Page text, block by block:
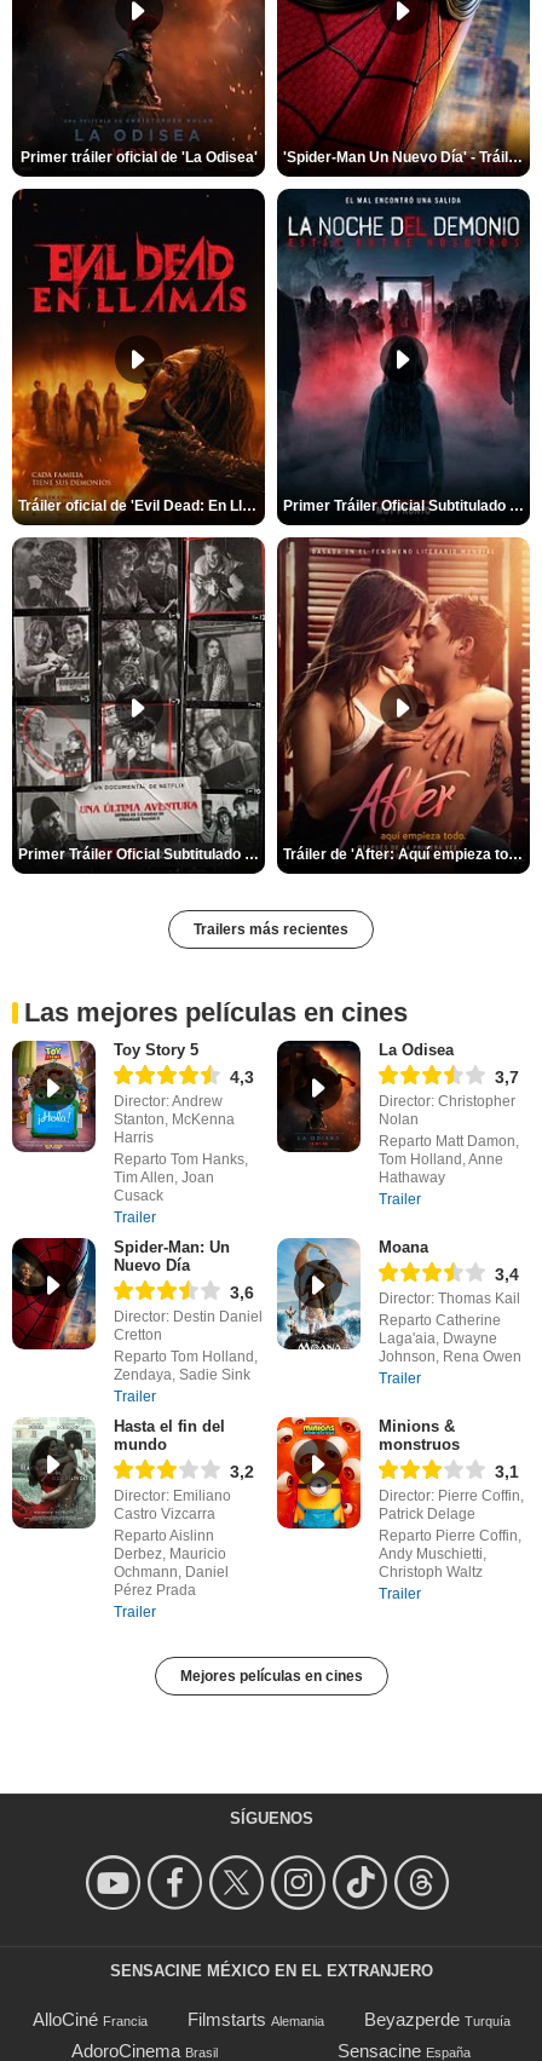
Primer tráiler oficial de 'La Odisea' 'Spider-Man Un Nuevo Día' - Tráiler oficial subtitulado
Tráiler oficial de 'Evil Dead: En Llamas' Primer Tráiler Oficial Subtitulado de 'La Noche Del Demonio: Están Entre Nosotros'
Primer Tráiler Oficial Subtitulado de 'Una última aventura: Detrás de cámaras de Stranger Things 5' Tráiler de 'After: Aquí empieza todo'
Trailers más recientes
Las mejores películas en cines
Toy Story 5
4,3
Director: Andrew
Stanton, McKenna
Harris
Reparto Tom Hanks,
Tim Allen, Joan
Cusack
Trailer
La Odisea
3,7
Director: Christopher
Nolan
Reparto Matt Damon,
Tom Holland, Anne
Hathaway
Trailer
Spider-Man: Un
Nuevo Día
3,6
Director: Destin Daniel
Cretton
Reparto Tom Holland,
Zendaya, Sadie Sink
Trailer
Moana
3,4
Director: Thomas Kail
Reparto Catherine
Laga'aia, Dwayne
Johnson, Rena Owen
Trailer
Hasta el fin del
mundo
3,2
Director: Emiliano
Castro Vizcarra
Reparto Aislinn
Derbez, Mauricio
Ochmann, Daniel
Pérez Prada
Trailer
Minions &
monstruos
3,1
Director: Pierre Coffin,
Patrick Delage
Reparto Pierre Coffin,
Andy Muschietti,
Christoph Waltz
Trailer
Mejores películas en cines
SÍGUENOS
SENSACINE MÉXICO EN EL EXTRANJERO
AlloCiné Francia Filmstarts Alemania Beyazperde Turquía
AdoroCinema Brasil Sensacine España